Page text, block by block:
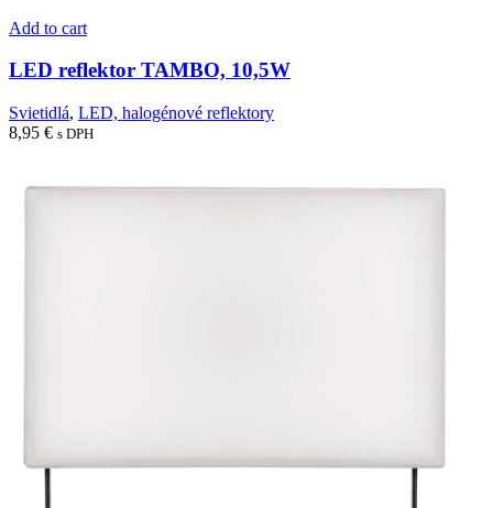
Add to cart
LED reflektor TAMBO, 10,5W
Svietidlá, LED, halogénové reflektory
8,95 € s DPH